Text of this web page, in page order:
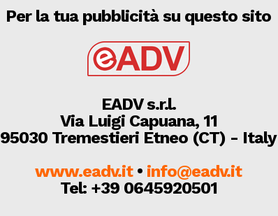
Per la tua pubblicità su questo sito
EADV s.r.l.
Via Luigi Capuana, 11
95030 Tremestieri Etneo (CT) - Italy
www.eadv.it• info@eadv.it
Tel: +39 0645920501